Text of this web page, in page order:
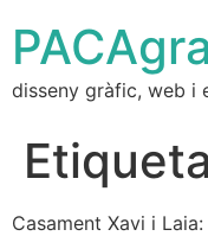
disseny gràfic, web i
Casament Xavi i